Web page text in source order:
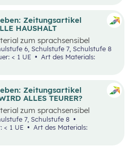
Zeitungsartikel
HAUSHALT
zum sprachsensibel
“MüllfalleSchulstufe 5, Schulstufe 6, Schulstufe 7, Schulstufe 8
< 1 UE
Art des Materials:
Zeitungsartikel
ALLES TEURER?
zum sprachsensibel
“Wieso wird alles
Schulstufe 6, Schulstufe 7, Schulstufe 8
< 1 UE